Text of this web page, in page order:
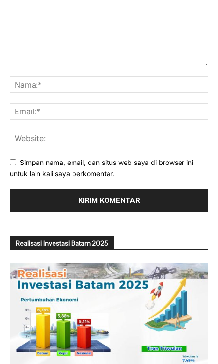
Simpan nama, email, dan situs web saya di browser ini
untuk lain kali saya berkomentar.
Realisasi Investasi Batam 2025